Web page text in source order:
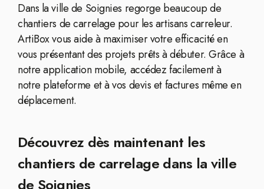
Dans la ville de Soignies regorge beaucoup de
chantiers de carrelage pour les artisans carreleur.
ArtiBox vous aide à maximiser votre efficacité en
vous présentant des projets prêts à débuter. Grâce à
notre application mobile, accédez facilement à
notre plateforme et à vos devis et factures même en
déplacement.
Découvrez dès maintenant les
chantiers de carrelage dans la ville
de Soignies